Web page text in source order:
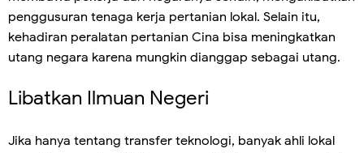
penggusuran tenaga kerja pertanian lokal. Selain itu,
kehadiran peralatan pertanian Cina bisa meningkatkan
utang negara karena mungkin dianggap sebagai utang.
Libatkan Ilmuan Negeri
Jika hanya tentang transfer teknologi, banyak ahli lokal